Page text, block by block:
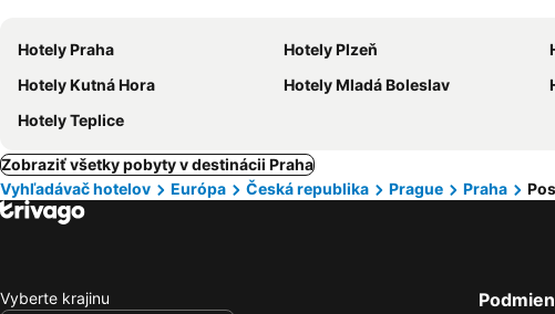
Hotely Praha Hotely Plzeň
Hotely Kutná Hora
Hotely Mladá Boleslav
Hotely Teplice
Zobraziť všetky pobyty v destinácii Praha
Vyhľadávač hotelov
Európa Česká republika Prague Praha
Vyberte krajinu